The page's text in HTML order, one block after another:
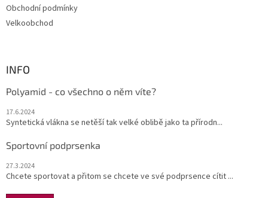
Obchodní podmínky
Velkoobchod
INFO
Polyamid - co všechno o něm víte?
17.6.2024
Syntetická vlákna se netěší tak velké oblibě jako ta přírodn...
Sportovní podprsenka
27.3.2024
Chcete sportovat a přitom se chcete ve své podprsence cítit ...